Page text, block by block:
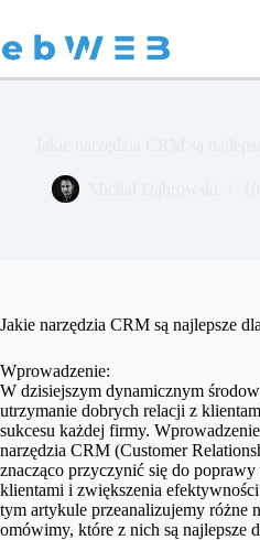
treści
Jakie narzędzia CRM są najlepsze
Wprowadzenie:
W dzisiejszym dynamicznym
utrzymanie dobrych relacji z
sukcesu każdej firmy.
narzędzia CRM (Customer
znacząco przyczynić się do poprawy
klientami i zwiększenia
tym artykule przeanalizujemy różne
omówimy, które z nich są najlepsze